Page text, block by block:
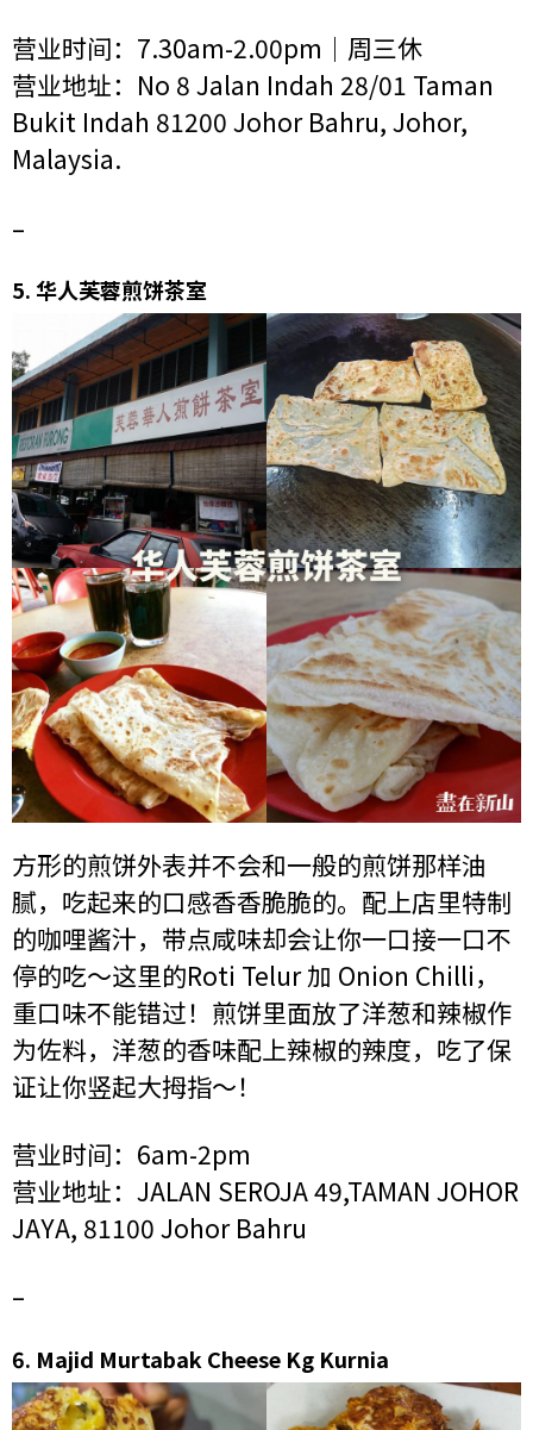
营业时间：7.30am-2.00pm｜周三休
营业地址：No 8 Jalan Indah 28/01 Taman
Bukit Indah 81200 Johor Bahru, Johor,
Malaysia.
–
5. 华人芙蓉煎饼茶室
方形的煎饼外表并不会和一般的煎饼那样油
腻，吃起来的口感香香脆脆的。配上店里特制
的咖哩酱汁，带点咸味却会让你一口接一口不
停的吃～这里的Roti Telur 加 Onion Chilli，
重口味不能错过！煎饼里面放了洋葱和辣椒作
为佐料，洋葱的香味配上辣椒的辣度，吃了保
证让你竖起大拇指～！
营业时间：6am-2pm
营业地址：JALAN SEROJA 49,TAMAN JOHOR
JAYA, 81100 Johor Bahru
–
6. Majid Murtabak Cheese Kg Kurnia